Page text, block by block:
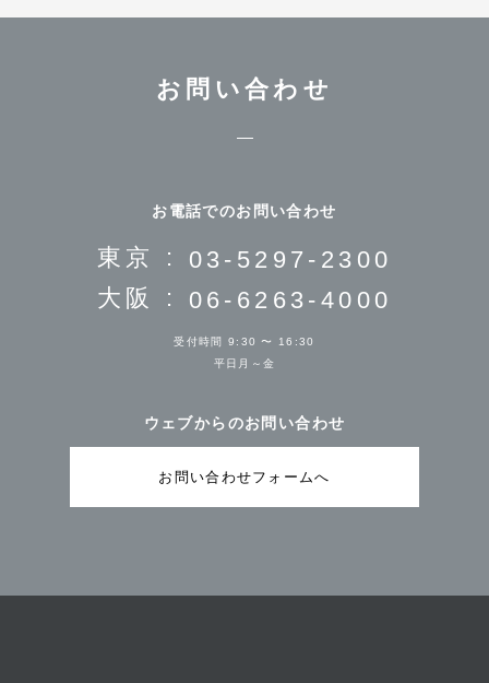
お問い合わせ
お電話でのお問い合わせ
東京 : 03-5297-2300
大阪 : 06-6263-4000
受付時間 9:30 〜 16:30
平日月～金
ウェブからのお問い合わせ
お問い合わせフォームへ